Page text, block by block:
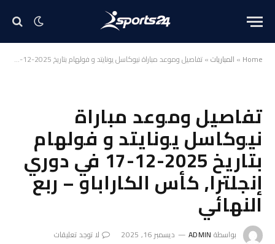
Home
» المباريات»تفاصيل وموعد مباراة نيوكاسل يونايتد و فولهام بتاريخ 2025-12-17 في دوري إنجلترا, كأس الكاراباو – ربع النهائي
تفاصيل وموعد مباراة
نيوكاسل يونايتد و فولهام
بتاريخ 2025-12-17 في دوري
إنجلترا, كأس الكاراباو – ربع
النهائي
بواسطة ADMIN ديسمبر 16, 2025
لا توجد تعليقات